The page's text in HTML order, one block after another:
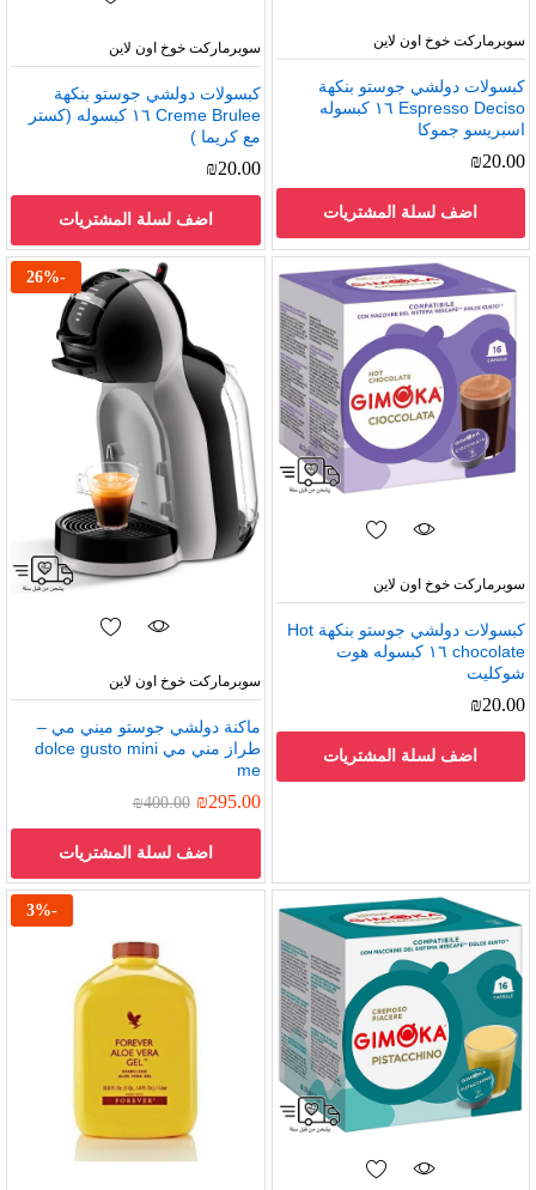
سوبرماركت خوخ اون لاين
كبسولات دولشي جوستو بنكهة
Espresso Deciso ١٦ كبسوله
اسبريسو جموكا
₪20.00
اضف لسلة المشتريات
سوبرماركت خوخ اون لاين
كبسولات دولشي جوستو بنكهة
Creme Brulee ١٦ كبسوله (كستر
مع كريما )
₪20.00
اضف لسلة المشتريات
سوبرماركت خوخ اون لاين
كبسولات دولشي جوستو بنكهة Hot
chocolate ١٦ كبسوله هوت
شوكليت
₪20.00
اضف لسلة المشتريات
-
26%
سوبرماركت خوخ اون لاين
ماكنة دولشي جوستو ميني مي –
طراز مني مي dolce gusto mini
me
₪295.00
₪400.00
اضف لسلة المشتريات
-
3%